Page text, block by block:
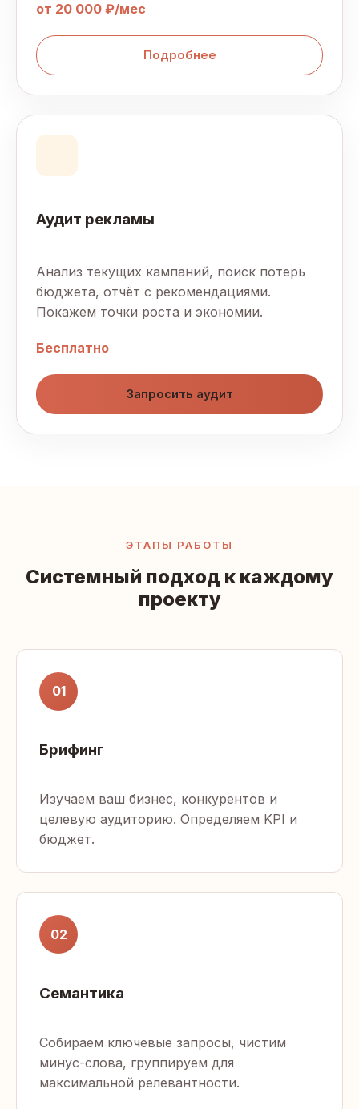
от 20 000 ₽/мес
Подробнее
Аудит рекламы
Анализ текущих кампаний, поиск потерь
бюджета, отчёт с рекомендациями.
Покажем точки роста и экономии.
Бесплатно
Запросить аудит
ЭТАПЫ РАБОТЫ
Системный подход к каждому
проекту
01
Брифинг
Изучаем ваш бизнес, конкурентов и
целевую аудиторию. Определяем KPI и
бюджет.
02
Семантика
Собираем ключевые запросы, чистим
минус-слова, группируем для
максимальной релевантности.